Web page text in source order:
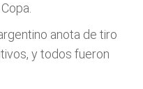
anota de tiro
y todos fueron